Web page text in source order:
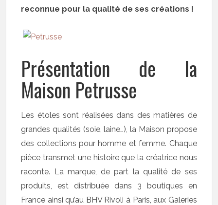
reconnue pour la qualité de ses créations !
Présentation de la
Maison Petrusse
Les étoles sont réalisées dans des matières de
grandes qualités (soie, laine…), la Maison propose
des collections pour homme et femme. Chaque
pièce transmet une histoire que la créatrice nous
raconte. La marque, de part la qualité de ses
produits, est distribuée dans 3 boutiques en
France ainsi qu’au BHV Rivoli à Paris, aux Galeries